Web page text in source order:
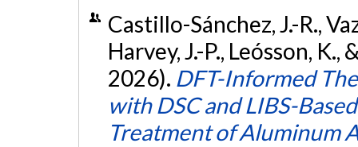
Castillo-Sánchez, J.-R.,
Harvey, J.-P., Leósson,
2026). DFT-Informed
with DSC and LIBS-
Treatment of Aluminum